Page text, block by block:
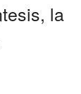
la